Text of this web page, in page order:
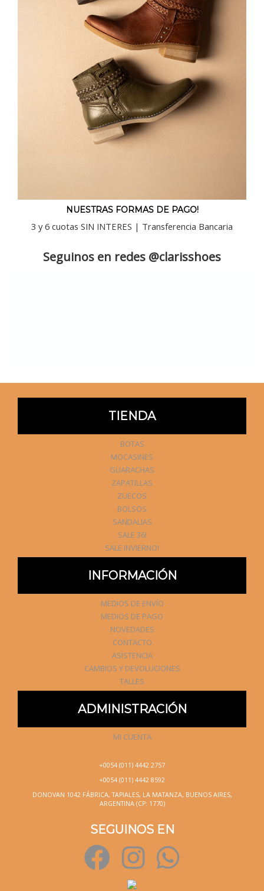
NUESTRAS FORMAS DE PAGO!
3 y 6 cuotas SIN INTERES | Transferencia Bancaria
Seguinos en redes @clarisshoes
TIENDA
BOTAS
MOCASINES
GUARACHAS
ZAPATILLAS
ZUECOS
BOLSOS
SANDALIAS
SALE 36!
SALE INVIERNO!
INFORMACIÓN
MEDIOS DE ENVÍO
MEDIOS DE PAGO
NOVEDADES
CONTACTO
ASISTENCIA
CAMBIOS Y DEVOLUCIONES
TALLES
ADMINISTRACIÓN
MI CUENTA
+0054 (011) 4442 2757
+0054 (011) 4442 8592
DONOVAN 1042 FÁBRICA, TAPIALES, LA MATANZA, BUENOS AIRES,
ARGENTINA (CP: 1770)
SEGUINOS EN